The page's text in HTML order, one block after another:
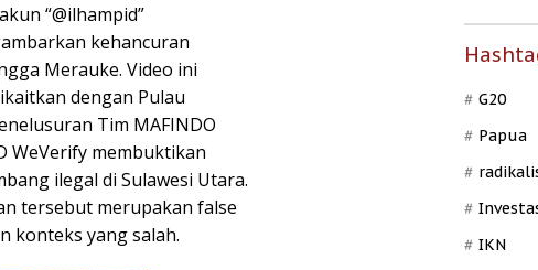
“@ilhampid”
kehancuran
Merauke. Video ini
dengan Pulau
Tim MAFINDO
WeVerify membuktikan
ilegal di Sulawesi Utara.
tersebut merupakan false
konteks yang salah.
G20
Papua
IKN